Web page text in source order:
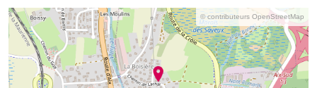
© contributeurs OpenStreetMap